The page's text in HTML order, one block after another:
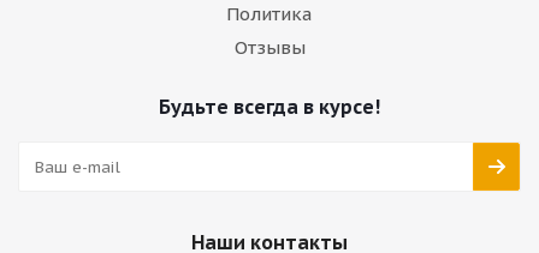
Политика
Отзывы
Будьте всегда в курсе!
Наши контакты